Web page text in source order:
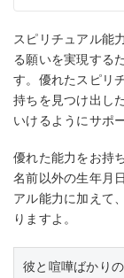
スピリチュアル能
る願いを実現する
す。優れたスピリ
持ちを見つけ出し
いけるようにサポ
優れた能力をお持
名前以外の生年月
アル能力に加えて
りますよ。
彼と喧嘩ばかり